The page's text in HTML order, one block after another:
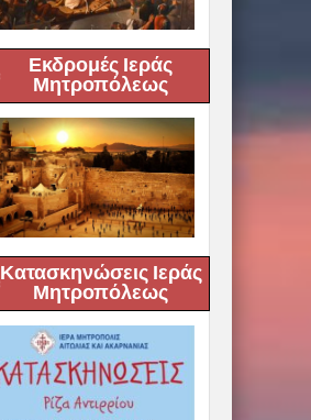
Εκδρομές Ιεράς
Μητροπόλεως
Κατασκηνώσεις Ιεράς
Μητροπόλεως